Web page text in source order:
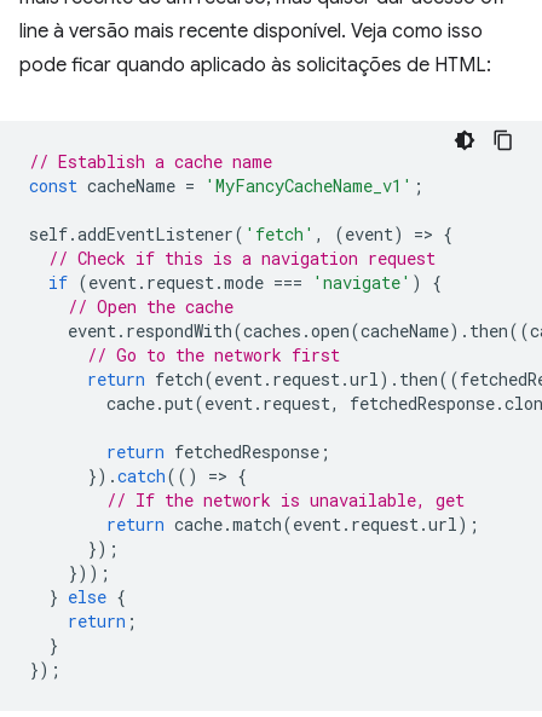
line à versão mais recente disponível. Veja como isso
pode ficar quando aplicado às solicitações de HTML:
// Establish a cache name
const cacheName = 'MyFancyCacheName_v1' ;
self.addEventListener( 'fetch' , (event) => {
// Check if this is a navigation request
if (event. request.mode === 'navigate' )
{
// Open the cache
event. respondWith(caches .open(cacheName). then((
// Go to the network first
return fetch(event. request.url). then((
cache.put(event. request, fetchedResponse.
return fetchedResponse ;
}).catch(() => {
// If the network is unavailable, get
return cache.match(event. request.url);
});
}));
} else {
return ;
}
});